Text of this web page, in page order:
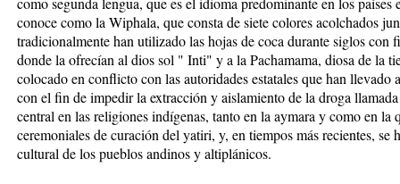
conoce como la Wiphala, que consta de siete colores acolchados
tradicionalmente han utilizado las hojas de coca durante siglos con
donde la ofrecían al dios sol " Inti" y a la Pachamama, diosa de la
colocado en conflicto con las autoridades estatales que han
con el fin de impedir la extracción y aislamiento de la droga
central en las religiones indígenas, tanto en la aymara y como en la
ceremoniales de curación del yatiri, y, en tiempos más recientes,
cultural de los pueblos andinos y altiplánicos.